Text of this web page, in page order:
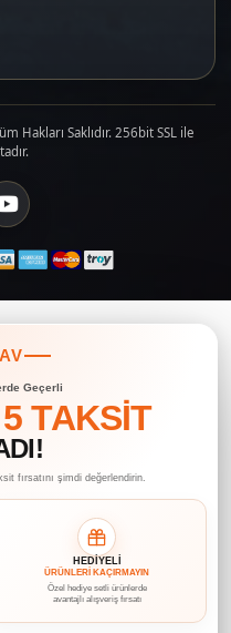
Hakları Saklıdır. 256bit SSL ile
AV
Geçerli
5 TAKSİT
fırsatını şimdi değerlendirin.
HEDİYELİ
ÜRÜNLERİ KAÇIRMAYIN
Özel hediye setli ürünlerde
avantajlı alışveriş fırsatı